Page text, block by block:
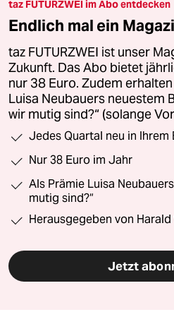
taz FUTURZWEI im Abo entdecken
Endlich mal ein
taz FUTURZWEI ist unser
Zukunft. Das Abo bietet
nur 38 Euro. Zudem
Luisa Neubauers neuestem
wir mutig sind?“ (solange
Jedes Quartal neu in Ihrem
Nur 38 Euro im Jahr
Als Prämie Luisa
mutig sind?“
Herausgegeben von Harald
Jetzt